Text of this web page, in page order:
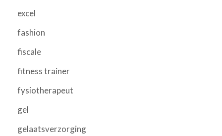
excel
fashion
fiscale
fitness trainer
fysiotherapeut
gel
gelaatsverzorging